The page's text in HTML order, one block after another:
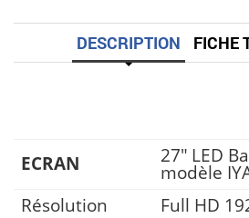
DESCRIPTION FICHE
ECRAN 27″ LED
modèle
Résolution
Full HD